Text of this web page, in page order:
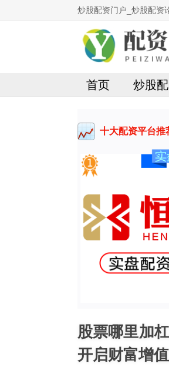
炒股配资门户_炒股配资
首页 炒股
十大配资平台推
股票哪里加
开启财富增